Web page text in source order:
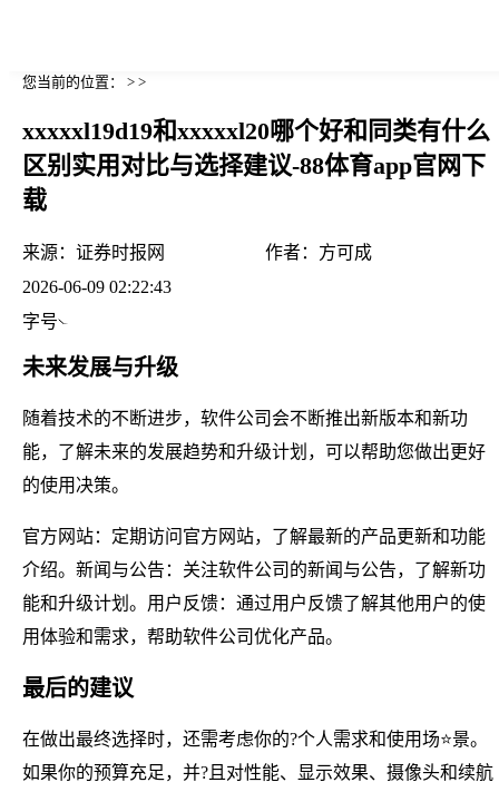
您当前的位置： > >
xxxxxl19d19和xxxxxl20哪个好和同类有什么
区别实用对比与选择建议-88体育app官网下
载
来源： 证券时报网 作者： 方可成
2026-06-09 02:22:43
字号
未来发展与升级
随着技术的不断进步，软件公司会不断推出新版本和新功
能，了解未来的发展趋势和升级计划，可以帮助您做出更好
的使用决策。
官方网站：定期访问官方网站，了解最新的产品更新和功能
介绍。新闻与公告：关注软件公司的新闻与公告，了解新功
能和升级计划。用户反馈：通过用户反馈了解其他用户的使
用体验和需求，帮助软件公司优化产品。
最后的建议
在做出最终选择时，还需考虑你的?个人需求和使用场⭐景。
如果你的预算充足，并?且对性能、显示效果、摄像头和续航